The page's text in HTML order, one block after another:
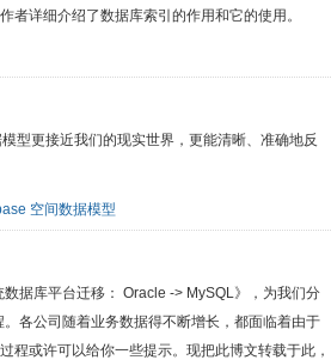
者详细介绍了数据库索引的作用和它的使用。
型更接近我们的现实世界，更能清晰、准确地反
空间数据模型
据库平台迁移： Oracle -> MySQL》，为我们分
各公司随着业务数据得不断增长，都面临着由于
程或许可以给你一些提示。现把此博文转载于此，